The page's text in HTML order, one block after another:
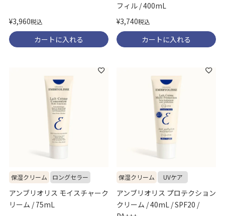
¥3,960税込
カートに入れる
フィル / 400mL
¥3,740税込
カートに入れる
保湿クリーム ロングセラー
アンブリオリス モイスチャーク
リーム / 75mL
保湿クリーム UVケア
アンブリオリス プロテクション
クリーム / 40mL / SPF20 /